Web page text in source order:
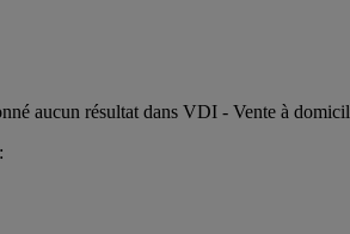
aucun résultat dans VDI - Vente à